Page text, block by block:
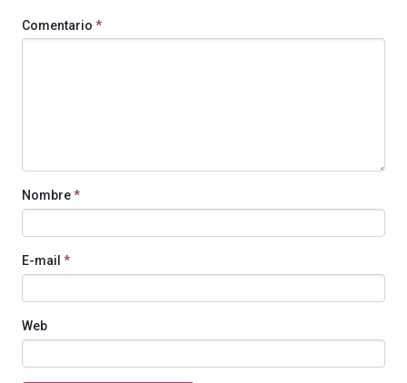
Comentario *
Nombre*
E-mail *
Web